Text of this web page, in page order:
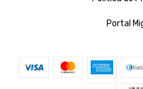
Portal